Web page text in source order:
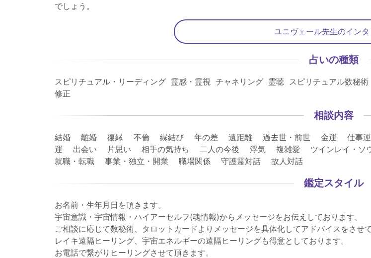
でしょう。
ユニヴェール先生のイン
占いの種類
スピリチュアル・リーディング 霊感・霊視 チャネリング 霊聴 スピリチュアル数秘
修正
相談内容
結婚 離婚 復縁 不倫 縁結び 年の差 遠距離 過去世・前世 金運 仕事
運 出会い 片思い 相手の気持ち 二人の今後 浮気 複雑愛 ツインレイ・
就職・転職 事業・独立・開業 職場関係 守護霊対話 故人対話
鑑定スタイル
お名前・生年月日を頂きます。
宇宙意識・宇宙情報・ハイアーセルフ(魂情報)からメッセージをお伝えしております。
ご相談に応じて数秘術、タロットカードよりメッセージを具体化してアドバイスをさせて
レイキ遠隔ヒーリング、宇宙エネルギーの遠隔ヒーリングも得意としております。
お電話で繋がりヒーリングさせて頂きます。